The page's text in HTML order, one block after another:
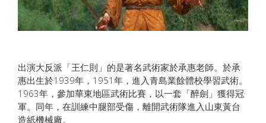
出演大反派「王仁則」的是著名武術家於承惠老師。於承
惠出生於1939年，1951年，進入青島業餘體校學習武術。
1963年，參加華東地區武術比賽，以一套「醉劍」獲得冠
軍。同年，在訓練中腿部受傷，離開武術隊進入山東黃台
造紙機械廠。